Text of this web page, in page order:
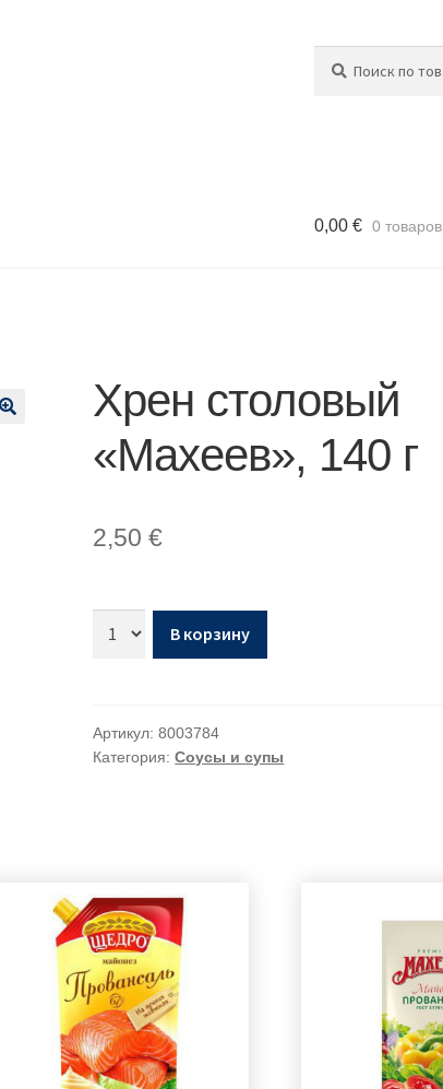
0,00 € 0 товаров
Хрен столовый
«Махеев», 140 г
2,50€
В корзину
Артикул:8003784
Категория:Соусы и супы